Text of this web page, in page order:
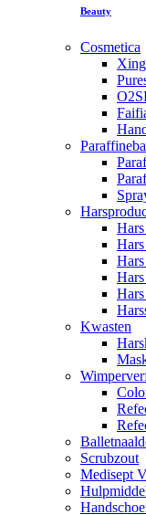
Beauty
Cosmetica
Kwasten
Scrubzout
Medisept